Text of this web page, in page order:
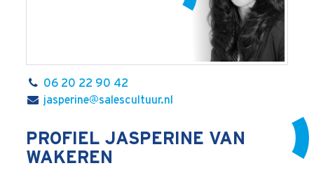
06 20 22 90 42
jasperine@salescultuur.nl
PROFIEL JASPERINE VAN
WAKEREN